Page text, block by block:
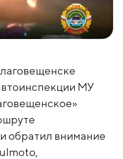
МУ
обратил внимание